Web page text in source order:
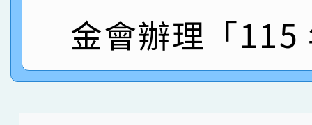
指導老師林老師
賽 劉文瑛教師榮獲教
臺灣台語-第二名
賀！本校參與2026世
市賽榮獲科學小創客佳
金會辦理「115